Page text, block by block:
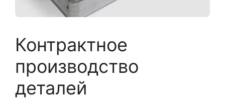
Контрактное
производство
деталей